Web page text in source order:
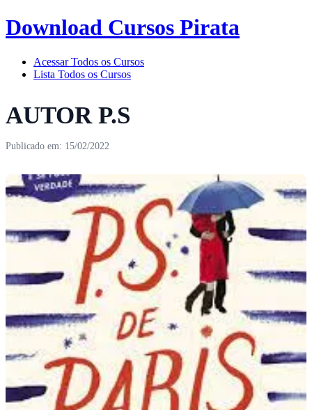
Download Cursos Pirata
Acessar Todos os Cursos
Lista Todos os Cursos
AUTOR P.S
Publicado em: 15/02/2022